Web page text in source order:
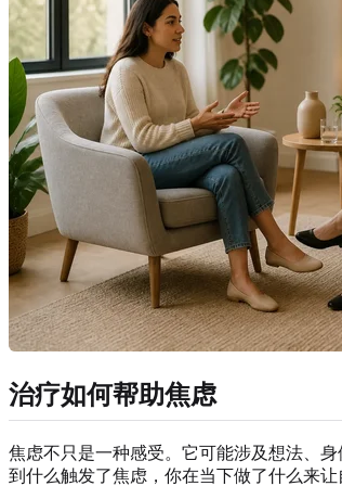
治疗如何帮助焦虑
焦虑不只是一种感受。它可能涉及想法、
到什么触发了焦虑，你在当下做了什么来